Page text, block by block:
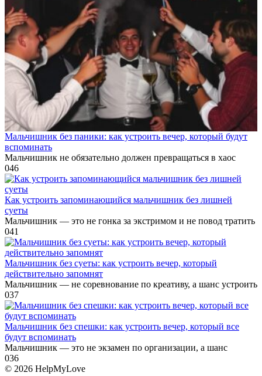
Мальчишник без паники: как устроить вечер, который будут
вспоминать
Мальчишник не обязательно должен превращаться в хаос
046
Как устроить запоминающийся мальчишник без лишней
суеты
Мальчишник — это не гонка за экстримом и не повод тратить
041
Мальчишник без суеты: как устроить вечер, который
действительно запомнят
Мальчишник — не соревнование по креативу, а шанс устроить
037
Мальчишник без спешки: как устроить вечер, который все
будут вспоминать
Мальчишник — это не экзамен по организации, а шанс
036
© 2026 HelpMyLove